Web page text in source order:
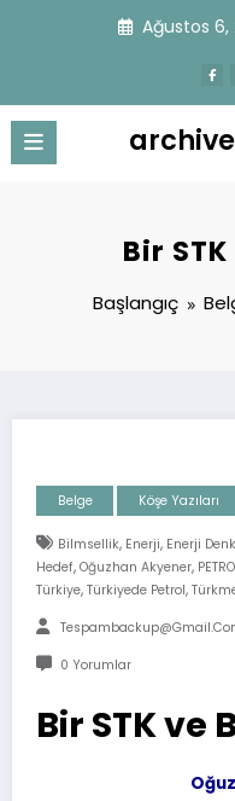
Ağustos 6,
Bir
Başlangıç
Belge Köşe Yazıları
Bilmsellik, Enerji, Enerji
Hedef, Oğuzhan Akyener,
Türkiye, Türkiyede Petrol,
0 Yorumlar
Bir STK ve